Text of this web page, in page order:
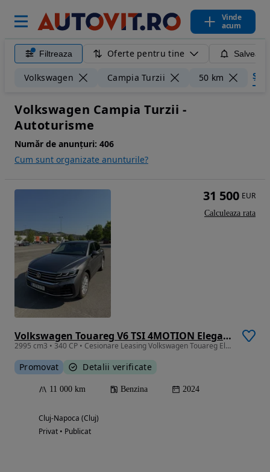
Vinde
acum
Filtreaza Oferte pentru tine
Volkswagen Campia Turzii 50 km
Volkswagen Campia Turzii -
Autoturisme
Număr de anunțuri: 406
Cum sunt organizate anunturile?
Volkswagen Touareg V6 TSI 4MOTION Elegance
2995 cm3 • 340 CP • Cesionare Leasing Volkswagen Touareg Elegance 3.0 V6 TSI 340 CP | 2024
Promovat Detalii verificate
11 000 km Benzina 2024
Cluj-Napoca (Cluj)
Privat • Publicat
31 500 EUR
Calculeaza rata